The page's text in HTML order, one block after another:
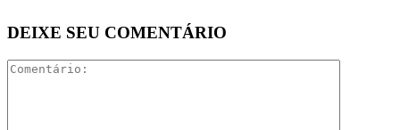
DEIXE SEU COMENTÁRIO